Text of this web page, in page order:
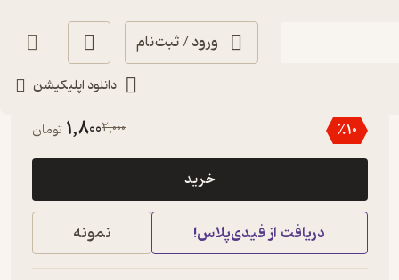
ورود / ثبت‌نام
دانلود اپلیکیشن
٪10
2,000
1,800 تومان
خرید
دریافت از فیدی‌پلاس! نمونه